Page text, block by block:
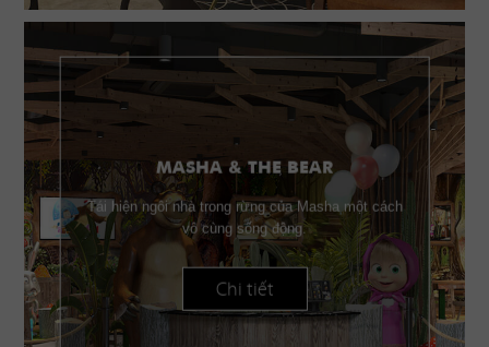
MASHA & THE BEAR
Tái hiện ngôi nhà trong rừng của Masha một cách
vô cùng sống động.
Chi tiết